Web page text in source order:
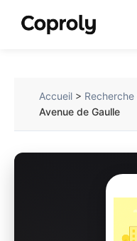
Accueil > Recherche
Avenue de Gaulle